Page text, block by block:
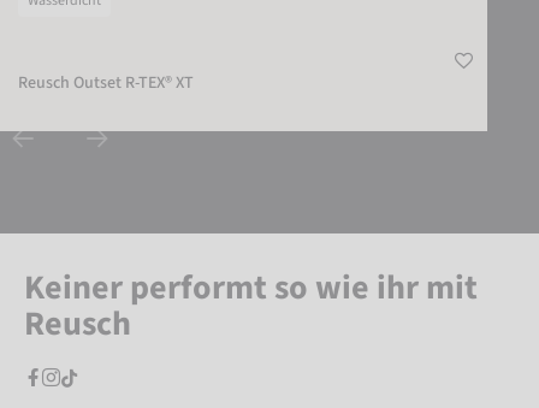
Reusch Outset R-TEX® XT
Keiner performt so wie ihr mit
Reusch